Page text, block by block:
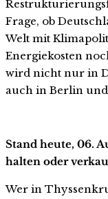
Frage, ob
Welt mit
Energiekosten
wird nicht nur in
auch in Berlin und
Stand heute, 06.
halten oder
Wer in